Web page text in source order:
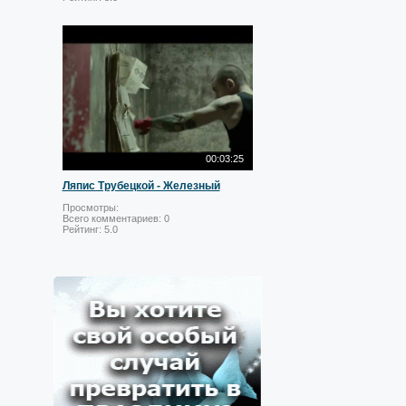
00:03:25
Ляпис Трубецкой - Железный
Просмотры:
Всего комментариев: 0
Рейтинг: 5.0